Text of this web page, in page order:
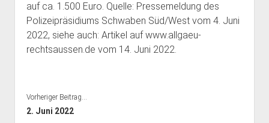
Antifaschistische Termine in München
Rechte Termine im Süden
Rechte Termine München
open
dropdown
menu
a.i.d.a. e. V. unterstützen
Über a.i.d.a.
Impressum
auf ca. 1.500 Euro. Quelle: Pressemeldung des
Polizeipräsidiums Schwaben Süd/West vom 4. Juni
2022, siehe auch: Artikel auf www.allgaeu-
rechtsaussen.de vom 14. Juni 2022.
Vorheriger Beitrag...
2. Juni 2022